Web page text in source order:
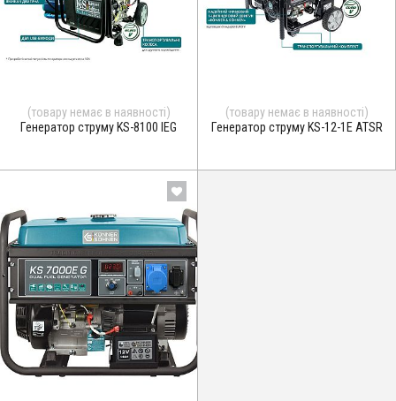
(товару немає в наявності)
Генератор струму KS-8100 IEG
(товару немає в наявності)
Генератор струму KS-12-1E ATSR